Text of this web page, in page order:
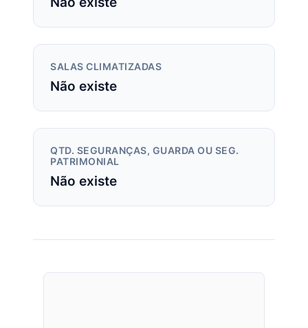
SALAS CLIMATIZADAS
Não existe
QTD. SEGURANÇAS, GUARDA OU SEG.
PATRIMONIAL
Não existe